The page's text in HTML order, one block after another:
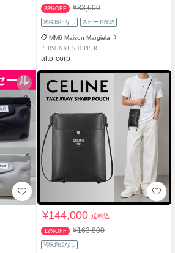
38%OFF ¥83,600
関税負担なし スピード配送
MM6 Maison Margiela
PERSONAL SHOPPER
alto-corp
¥144,000送料込
12%OFF ¥163,800
関税負担なし